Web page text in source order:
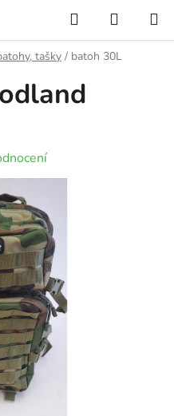
Hledat
KOŠÍK
tašky / batoh 30L